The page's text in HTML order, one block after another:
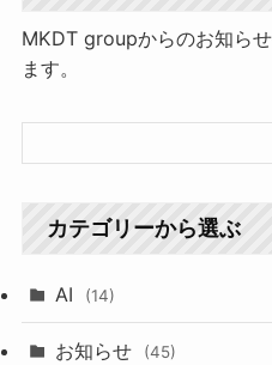
MKDT groupからのお知ら
ます。
カテゴリーから選ぶ
AI (14)
お知らせ (45)